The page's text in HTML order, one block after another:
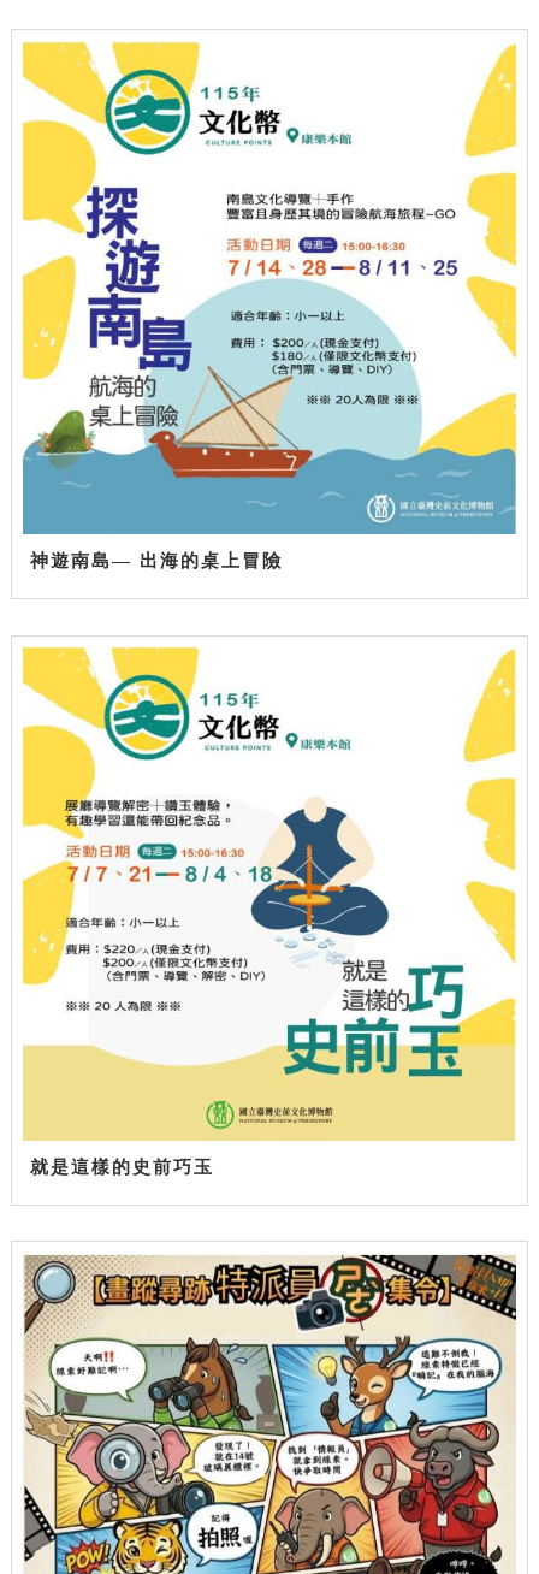
神遊南島— 出海的桌上冒險
就是這樣的史前巧玉